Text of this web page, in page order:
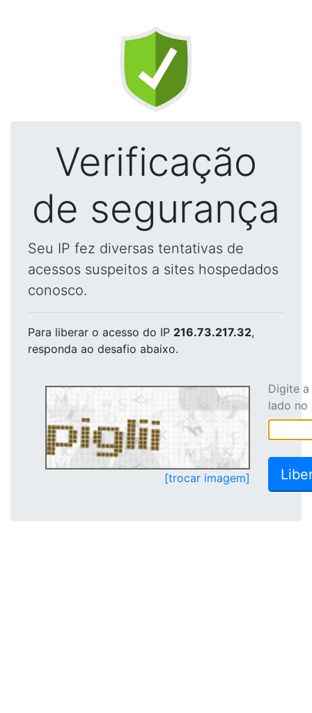
Verificação
de segurança
Seu IP fez diversas tentativas de
acessos suspeitos a sites hospedados
conosco.
Para liberar o acesso do IP 216.73.217.32,
responda ao desafio abaixo.
[trocar imagem]
Digite
lado no